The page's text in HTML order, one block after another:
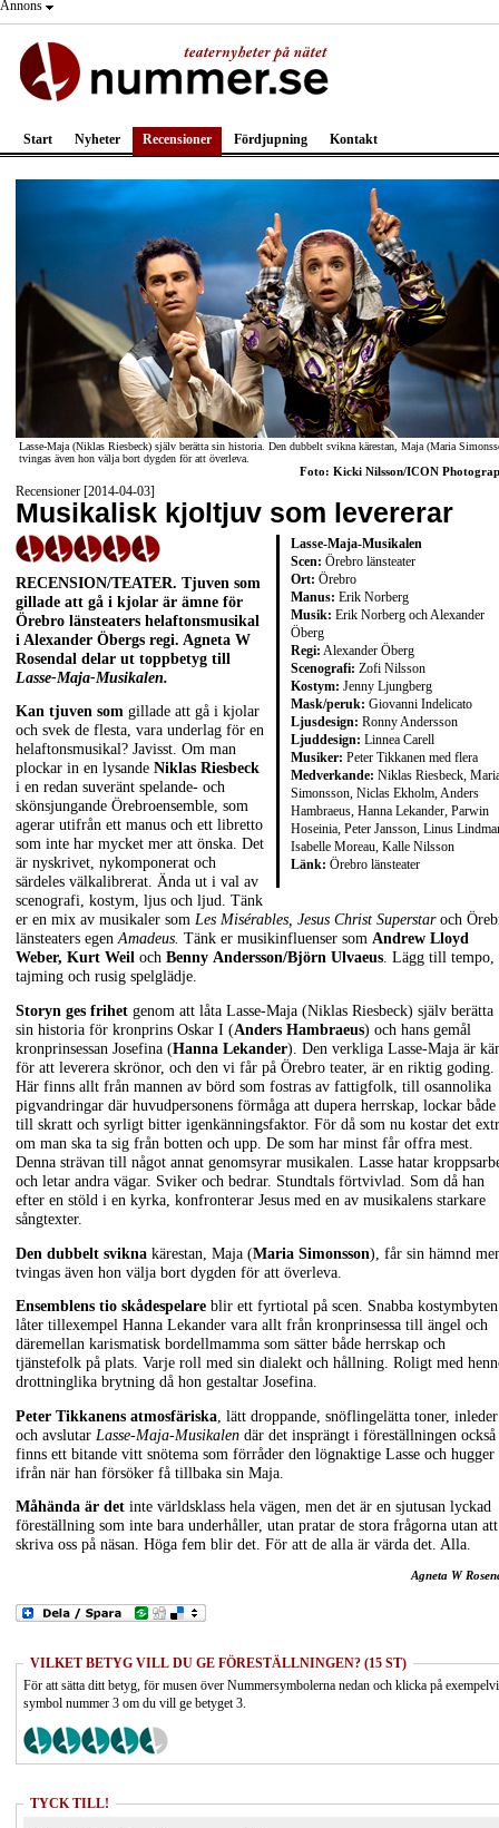
Annons
Start Nyheter Recensioner Fördjupning Kontakt
Lasse-Maja (Niklas Riesbeck) själv berätta sin historia. Den dubbelt svikna kärestan, Maja (Maria
tvingas även hon välja bort dygden för att överleva.
Foto: Kicki Nilsson/ICON
Recensioner [2014-04-03]
Musikalisk kjoltjuv som levererar
Lasse-Maja-Musikalen
Scen: Örebro länsteater
Ort: Örebro
Manus: Erik Norberg
Musik: Erik Norberg och Alexander
Öberg
Regi: Alexander Öberg
Scenografi: Zofi Nilsson
Kostym: Jenny Ljungberg
Mask/peruk: Giovanni Indelicato
Ljusdesign: Ronny Andersson
Ljuddesign: Linnea Carell
Musiker: Peter Tikkanen med flera
Medverkande: Niklas Riesbeck,
Simonsson, Niclas Ekholm, Anders
Hambraeus, Hanna Lekander, Parwin
Hoseinia, Peter Jansson, Linus
Isabelle Moreau, Kalle Nilsson
Länk: Örebro länsteater
RECENSION/TEATER. Tjuven som
gillade att gå i kjolar är ämne för
Örebro länsteaters helaftonsmusikal
i Alexander Öbergs regi. Agneta W
Rosendal delar ut toppbetyg till
Lasse-Maja-Musikalen.
Kan tjuven som gillade att gå i kjolar
och svek de flesta, vara underlag för en
helaftonsmusikal? Javisst. Om man
plockar in en lysande Niklas Riesbeck
i en redan suveränt spelande- och
skönsjungande Örebroensemble, som
agerar utifrån ett manus och ett libretto
som inte har mycket mer att önska. Det
är nyskrivet, nykomponerat och
särdeles välkalibrerat. Ända ut i val av
scenografi, kostym, ljus och ljud. Tänk
er en mix av musikaler som Les Misérables, Jesus Christ Superstaroch
länsteaters egenAmadeus. Tänk er musikinfluenser som Andrew Lloyd
Weber, Kurt Weil och Benny Andersson/Björn Ulvaeus. Lägg till tempo,
tajming och rusig spelglädje.
Storyn ges frihet genom att låta Lasse-Maja (Niklas Riesbeck) själv berätta
sin historia för kronprins Oskar I (Anders Hambraeus) och hans gemål
kronprinsessan Josefina (Hanna Lekander). Den verkliga Lasse-Maja är
för att leverera skrönor, och den vi får på Örebro teater, är en riktig goding.
Här finns allt från mannen av börd som fostras av fattigfolk, till osannolika
pigvandringar där huvudpersonens förmåga att dupera herrskap, lockar både
till skratt och syrligt bitter igenkänningsfaktor. För då som nu kostar det
om man ska ta sig från botten och upp. De som har minst får offra mest.
Denna strävan till något annat genomsyrar musikalen. Lasse hatar
och letar andra vägar. Sviker och bedrar. Stundtals förtvivlad. Som då han
efter en stöld i en kyrka, konfronterar Jesus med en av musikalens starkare
sångtexter.
Den dubbelt svikna kärestan, Maja (Maria Simonsson), får sin hämnd
tvingas även hon välja bort dygden för att överleva.
Ensemblens tio skådespelare blir ett fyrtiotal på scen. Snabba kostymbyten
låter tillexempel Hanna Lekander vara allt från kronprinsessa till ängel och
däremellan karismatisk bordellmamma som sätter både herrskap och
tjänstefolk på plats. Varje roll med sin dialekt och hållning. Roligt med
drottninglika brytning då hon gestaltar Josefina.
Peter Tikkanens atmosfäriska , lätt droppande, snöflingelätta toner, inleder
och avslutar Lasse-Maja-Musikalen där det insprängt i föreställningen också
finns ett bitande vitt snötema som förråder den lögnaktige Lasse och hugger
ifrån när han försöker få tillbaka sin Maja.
Måhända är det inte världsklass hela vägen, men det är en sjutusan lyckad
föreställning som inte bara underhåller, utan pratar de stora frågorna utan att
skriva oss på näsan. Höga fem blir det. För att de alla är värda det. Alla.
Agneta W
VILKET BETYG VILL DU GE FÖRESTÄLLNINGEN? (15 ST)
För att sätta ditt betyg, för musen över Nummersymbolerna nedan och klicka på
symbol nummer 3 om du vill ge betyget 3.
TYCK TILL!